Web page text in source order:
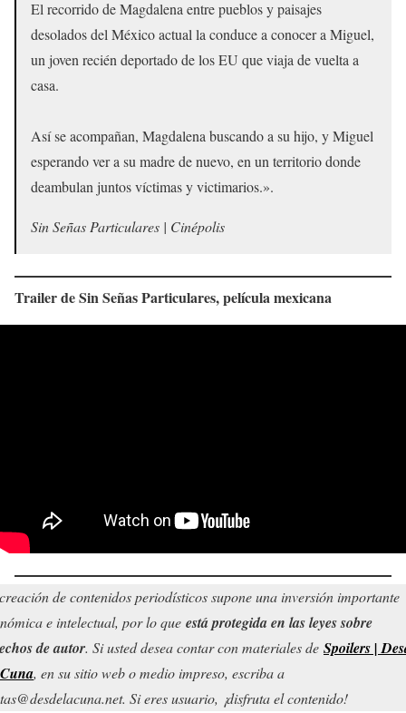
El recorrido de Magdalena entre pueblos y paisajes
desolados del México actual la conduce a conocer a Miguel,
un joven recién deportado de los EU que viaja de vuelta a
casa.
Así se acompañan, Magdalena buscando a su hijo, y Miguel
esperando ver a su madre de nuevo, en un territorio donde
deambulan juntos víctimas y victimarios.».
Sin Señas Particulares | Cinépolis
Trailer deSin Señas Particulares, película mexicana
de contenidos periodísticos supone una inversión importante
e intelectual, por lo que está protegida en las leyes sobre
de autor. Si usted desea contar con materiales de Spoilers |
, en su sitio web o medio impreso, escriba a
Si eres usuario, ¡disfruta el contenido!